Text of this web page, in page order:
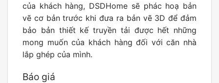
của khách hàng, DSDHome sẽ phác hoạ bản
vẽ cơ bản trước khi đưa ra bản vẽ 3D để đảm
bảo bản thiết kế truyền tải được hết những
mong muốn của khách hàng đối với căn nhà
lắp ghép của mình.
Báo giá